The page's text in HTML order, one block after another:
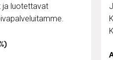
ja luotettavat